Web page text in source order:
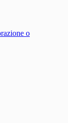
o